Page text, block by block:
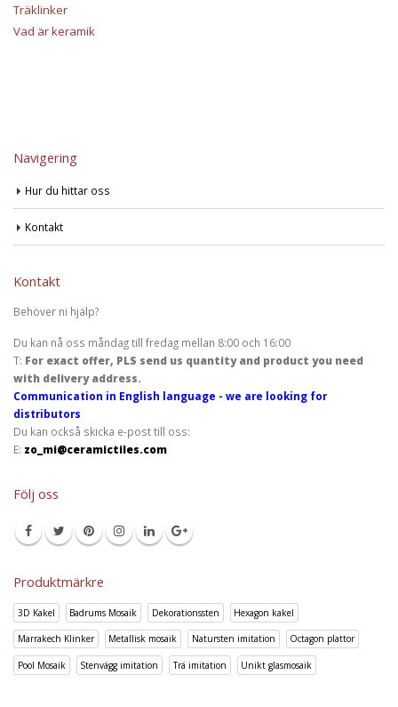
Träklinker
Vad är keramik
Navigering
Hur du hittar oss
Kontakt
Kontakt
Behöver ni hjälp?
Du kan nå oss måndag till fredag mellan 8:00 och 16:00
T: For exact offer, PLS send us quantity and product you need
with delivery address.
Communication in English language - we are looking for
distributors
Du kan också skicka e-post till oss:
E: zo_mi@ceramictiles.com
Följ oss
Produktmärkre
3D Kakel Badrums Mosaik Dekorationssten Hexagon kakel
Marrakech Klinker Metallisk mosaik Natursten imitation Octagon plattor
Pool Mosaik Stenvägg imitation Trä imitation Unikt glasmosaik